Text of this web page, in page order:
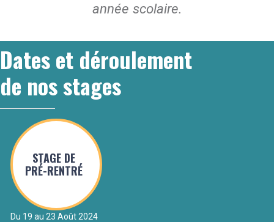
année scolaire.
Dates et déroulement
de nos stages
STAGE DE
PRÉ-RENTRÉ
Du 19 au 23 Août 2024